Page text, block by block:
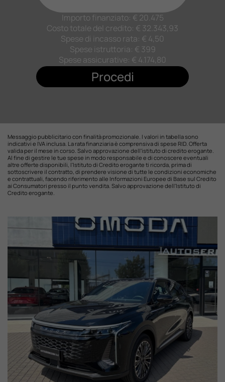
Importo finanziato: € 20.475
Costo totale del credito: € 32.343,93
Spese di incasso rata: € 4,50
Spese istruttoria: € 399
Spese assicurative: € 4.174,80
Procedi
Messaggio pubblicitario con finalità promozionale. I valori in tabella sono
indicativi e IVA inclusa. La rata finanziaria è comprensiva di spese RID. Offerta
valida per il mese in corso. Salvo approvazione dell'istituto di credito erogante.
Al fine di gestire le tue spese in modo responsabile e di conoscere eventuali
altre offerte disponibili, l'Istituto di Credito erogante ti ricorda, prima di
sottoscrivere il contratto, di prendere visione di tutte le condizioni economiche
e contrattuali, facendo riferimento alle Informazioni Europee di Base sul Credito
ai Consumatori presso il punto vendita. Salvo approvazione dell'Istituto di
Credito erogante.